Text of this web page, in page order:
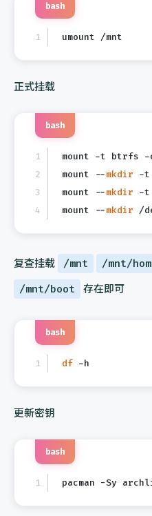
umount /mnt
bash
正式挂载
mount -t btrfs -o
mount --mkdir -t
mount --mkdir -t
mount --mkdir /
bash
复查挂载 /mnt /mnt/
/mnt/boot
存在即可
df -h
bash
更新密钥
pacman -Sy
bash